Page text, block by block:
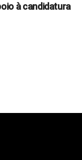
à candidatura